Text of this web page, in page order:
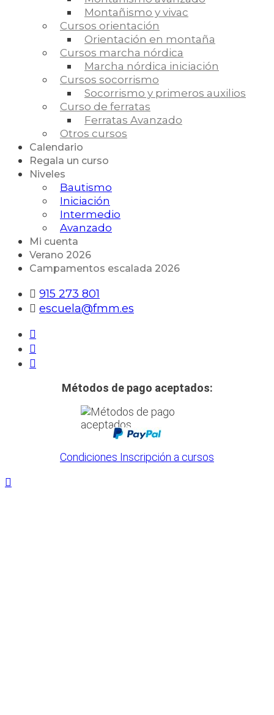
Montañismo y vivac
Cursos orientación
Orientación en montaña
Cursos marcha nórdica
Marcha nórdica iniciación
Cursos socorrismo
Socorrismo y primeros auxilios
Curso de ferratas
Ferratas Avanzado
Otros cursos
Calendario
Regala un curso
Niveles
Bautismo
Iniciación
Intermedio
Avanzado
Mi cuenta
Verano 2026
Campamentos escalada 2026
915 273 801
escuela@fmm.es
Métodos de pago aceptados:
Condiciones Inscripción a cursos